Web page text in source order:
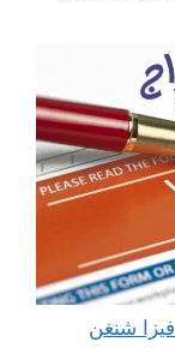
مكتب استخراج فيزا شنغن 98951133 فيزا شنغن